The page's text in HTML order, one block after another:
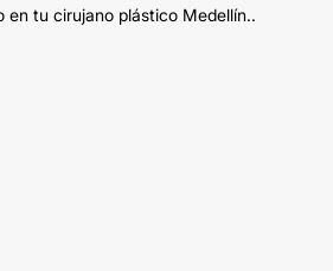
en tu cirujano plástico Medellín..